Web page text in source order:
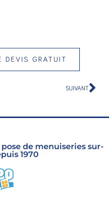
DEVIS GRATUIT
SUIVANT
de menuiseries sur-
1970